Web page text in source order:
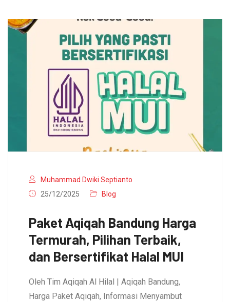
Muhammad Dwiki Septianto
25/12/2025
Blog
Paket Aqiqah Bandung Harga
Termurah, Pilihan Terbaik,
dan Bersertifikat Halal MUI
Oleh Tim Aqiqah Al Hilal | Aqiqah Bandung,
Harga Paket Aqiqah, Informasi Menyambut